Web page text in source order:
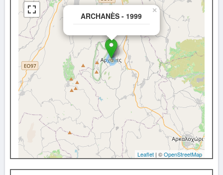
ARCHANÈS - 1999
×
Leaflet | ©OpenStreetMap